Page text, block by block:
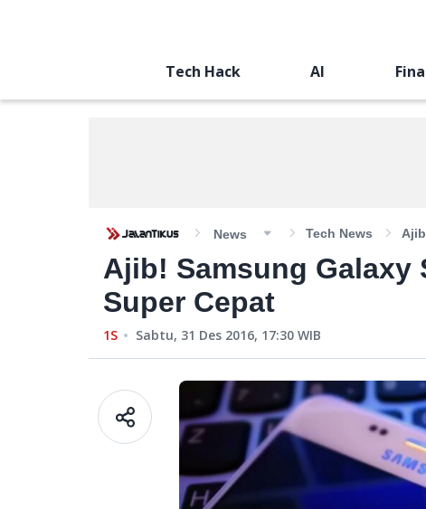
Tech Hack AI
News Tech News
Ajib! Samsung Galaxy
Super Cepat
1S Sabtu, 31 Des 2016, 17:30 WIB